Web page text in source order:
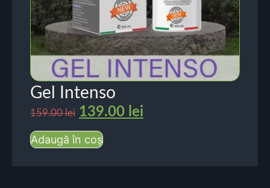
Gel Intenso
159.00lei 139.00 lei
Adaugă în coș